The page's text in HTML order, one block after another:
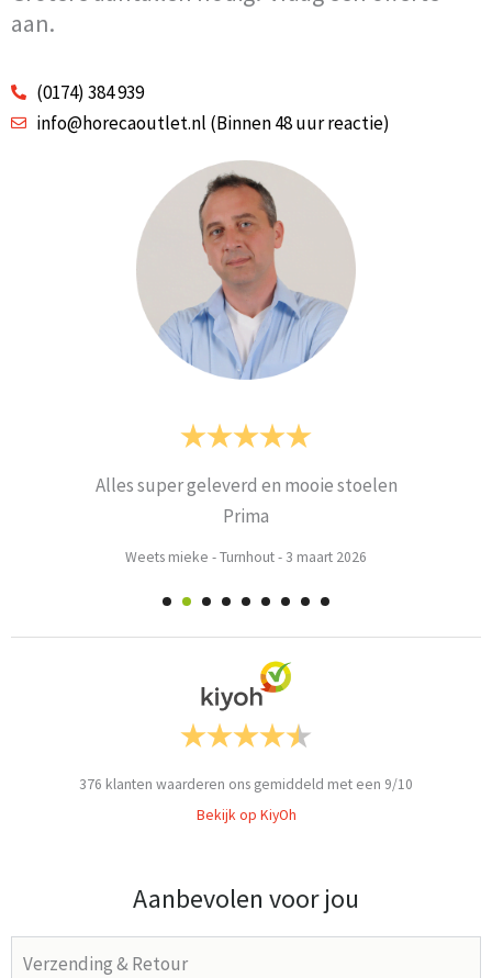
aan.
(0174) 384 939
info@horecaoutlet.nl (Binnen 48 uur reactie)
Alles super geleverd en mooie stoelen
Prima
Weets mieke -Turnhout- 3 maart 2026
376 klanten waarderen ons gemiddeld met een 9/10
Bekijk op KiyOh
Aanbevolen voor jou
Verzending & Retour